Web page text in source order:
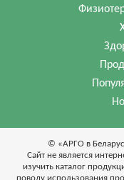
© «АРГО в
Cайт не является
изучить каталог
поводу использования